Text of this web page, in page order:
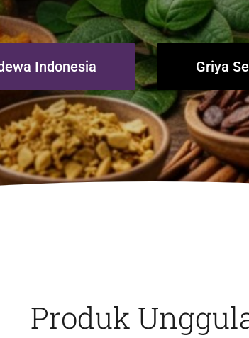
Indonesia Griya
Produk